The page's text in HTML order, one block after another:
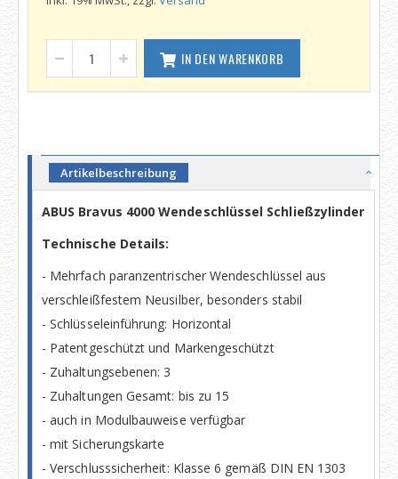
IN DEN WARENKORB
Artikelbeschreibung
ABUS Bravus 4000 Wendeschlüssel Schließzylinder
Technische Details:
- Mehrfach paranzentrischer Wendeschlüssel aus
verschleißfestem Neusilber, besonders stabil
- Schlüsseleinführung: Horizontal
- Patentgeschützt und Markengeschützt
- Zuhaltungsebenen: 3
- Zuhaltungen Gesamt: bis zu 15
- auch in Modulbauweise verfügbar
- mit Sicherungskarte
- Verschlusssicherheit: Klasse 6 gemäß DIN EN 1303